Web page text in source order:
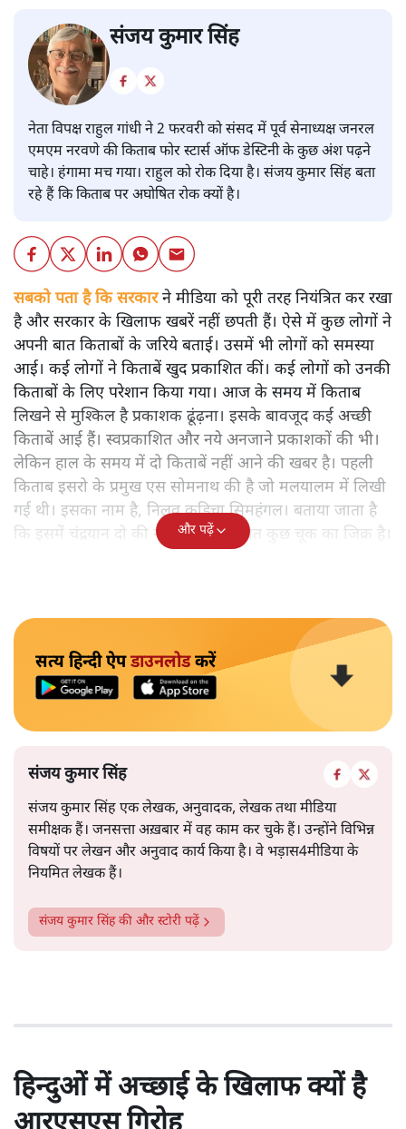
संजय कुमार सिंह
नेता विपक्ष राहुल गांधी ने 2 फरवरी को संसद में पूर्व सेनाध्यक्ष जनरल
एमएम नरवणे की किताब फोर स्टार्स ऑफ डेस्टिनी के कुछ अंश पढ़ने
चाहे। हंगामा मच गया। राहुल को रोक दिया है। संजय कुमार सिंह बता
रहे हैं कि किताब पर अघोषित रोक क्यों है।
सबको पता है कि सरकारने मीडिया को पूरी तरह नियंत्रित कर रखा
है और सरकार के खिलाफ खबरें नहीं छपती हैं। ऐसे में कुछ लोगों ने
अपनी बात किताबों के जरिये बताई। उसमें भी लोगों को समस्या
आई। कई लोगों ने किताबें खुद प्रकाशित कीं। कई लोगों को उनकी
किताबों के लिए परेशान किया गया। आज के समय में किताब
लिखने से मुश्किल है प्रकाशक ढूंढ़ना। इसके बावजूद कई अच्छी
किताबें आई हैं। स्वप्रकाशित और नये अनजाने प्रकाशकों की भी।
लेकिन हाल के समय में दो किताबें नहीं आने की खबर है। पहली
किताब इसरो के प्रमुख एस सोमनाथ की है जो मलयालम में लिखी
गई थी। इसका नाम है, निलवु कुडिचा सिमहंगल। बताया जाता है
कि इसमें चंद्रयान दो की नाकामी से संबंधित कुछ चूक का जिक्र है।
और पढ़ें
सत्य हिन्दी ऐपडाउनलोडकरें
संजय कुमार सिंह
संजय कुमार सिंह एक लेखक, अनुवादक, लेखक तथा मीडिया
समीक्षक हैं। जनसत्ता अख़बार में वह काम कर चुके हैं। उन्होंने विभिन्न
विषयों पर लेखन और अनुवाद कार्य किया है। वे भड़ास4मीडिया के
नियमित लेखक हैं।
संजय कुमार सिंहकी और स्टोरी पढ़ें
हिन्दुओं में अच्छाई के खिलाफ क्यों है